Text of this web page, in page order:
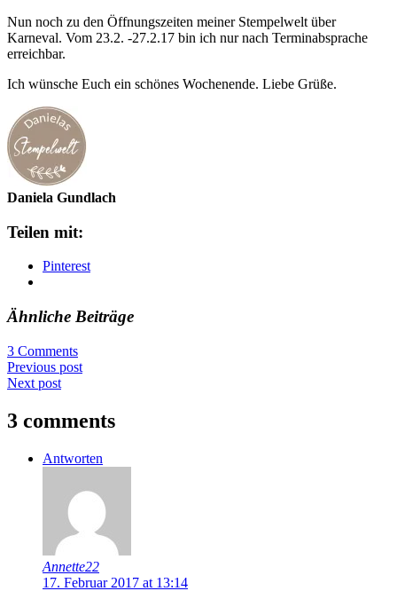
Nun noch zu den Öffnungszeiten meiner Stempelwelt über
Karneval. Vom 23.2. -27.2.17 bin ich nur nach Terminabsprache
erreichbar.
Ich wünsche Euch ein schönes Wochenende. Liebe Grüße.
Daniela Gundlach
Teilen mit:
Pinterest
Ähnliche Beiträge
3 Comments
Previous post
Next post
3 comments
Antworten
Annette22
17. Februar 2017 at 13:14